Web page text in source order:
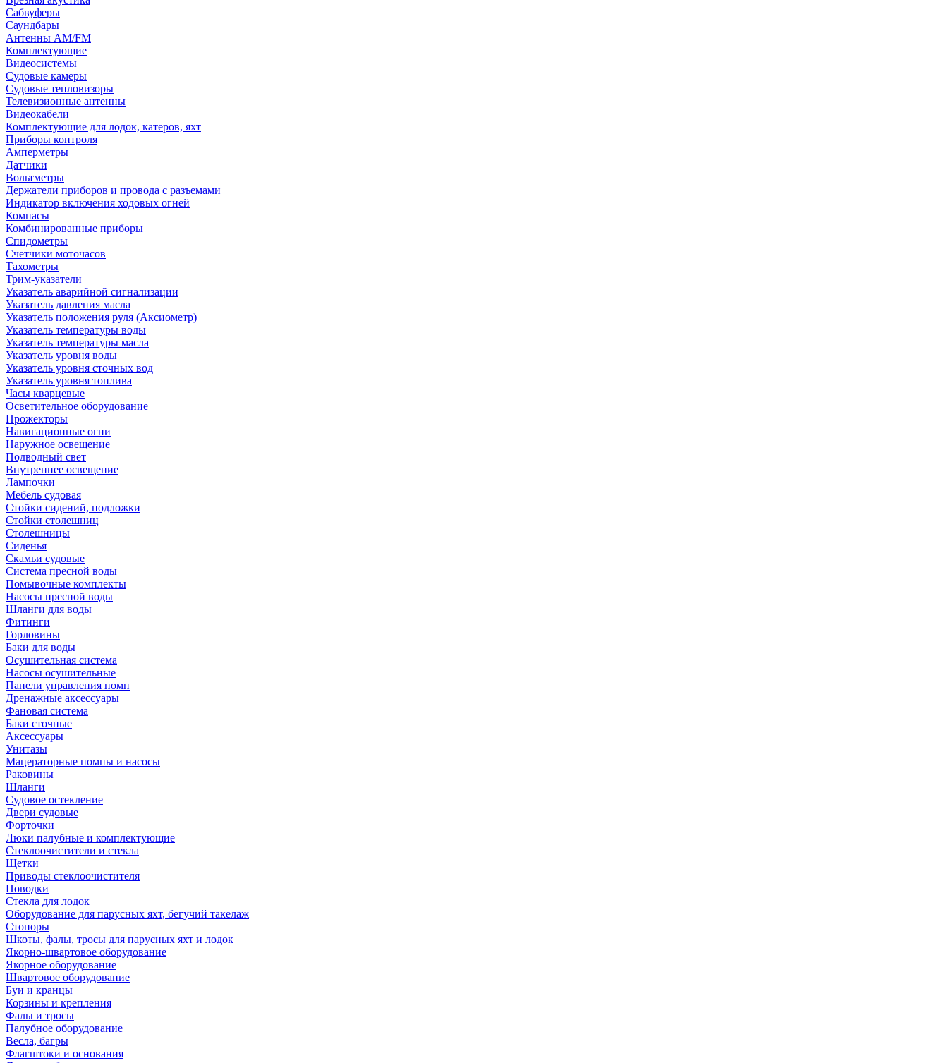
Сабвуферы
Саундбары
Антенны AM/FM
Комплектующие
Видеосистемы
Судовые камеры
Cудовые тепловизоры
Телевизионные антенны
Видеокабели
Комплектующие для лодок, катеров, яхт
Приборы контроля
Амперметры
Датчики
Вольтметры
Держатели приборов и провода с разъемами
Индикатор включения ходовых огней
Компасы
Комбинированные приборы
Спидометры
Счетчики моточасов
Тахометры
Трим-указатели
Указатель аварийной сигнализации
Указатель давления масла
Указатель положения руля (Аксиометр)
Указатель температуры воды
Указатель температуры масла
Указатель уровня воды
Указатель уровня сточных вод
Указатель уровня топлива
Часы кварцевые
Осветительное оборудование
Прожекторы
Навигационные огни
Наружное освещение
Подводный свет
Внутреннее освещение
Лампочки
Мебель судовая
Стойки сидений, подложки
Стойки столешниц
Столешницы
Сиденья
Скамьи судовые
Система пресной воды
Помывочные комплекты
Насосы пресной воды
Шланги для воды
Фитинги
Горловины
Баки для воды
Осушительная система
Насосы осушительные
Панели управления помп
Дренажные аксессуары
Фановая система
Баки сточные
Аксессуары
Унитазы
Мацераторные помпы и насосы
Раковины
Шланги
Судовое остекление
Двери судовые
Форточки
Люки палубные и комплектующие
Стеклоочистители и стекла
Щетки
Приводы стеклоочистителя
Поводки
Стекла для лодок
Оборудование для парусных яхт, бегучий такелаж
Стопоры
Шкоты, фалы, тросы для парусных яхт и лодок
Якорно-швартовое оборудование
Якорное оборудование
Швартовое оборудование
Буи и кранцы
Корзины и крепления
Фалы и тросы
Палубное оборудование
Весла, багры
Флагштоки и основания